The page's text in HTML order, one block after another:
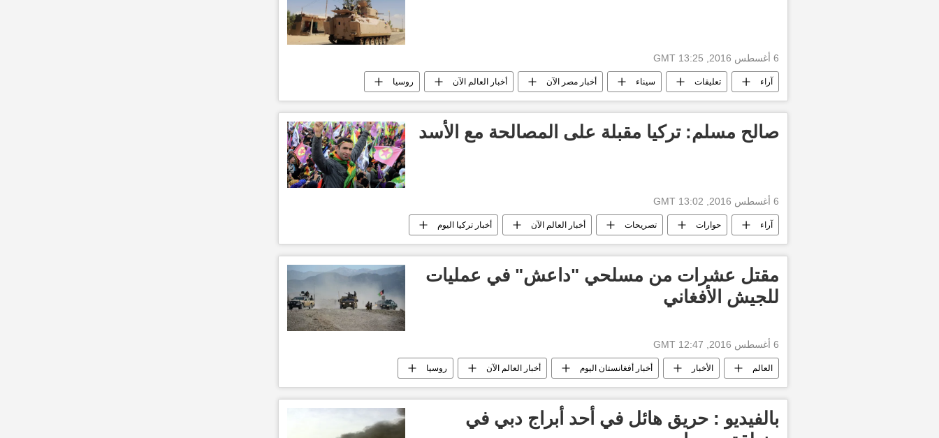
6 أغسطس 2016, 13:25 GMT
آراء تعليقات سيناء أخبار مصر الآن أخبار العالم الآن روسيا
صالح مسلم: تركيا مقبلة على المصالحة مع الأسد
6 أغسطس 2016, 13:02 GMT
آراء حوارات تصريحات أخبار العالم الآن أخبار تركيا اليوم
مقتل عشرات من مسلحي "داعش" في عمليات
للجيش الأفغاني
6 أغسطس 2016, 12:47 GMT
العالم الأخبار أخبار أفغانستان اليوم أخبار العالم الآن روسيا
تنظيم داعش الإرهابي
بالفيديو : حريق هائل في أحد أبراج دبي في